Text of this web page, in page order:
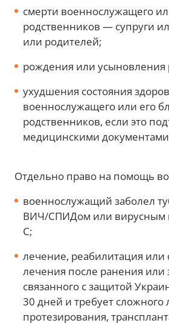
смерти военнослужащего
родственников — супруги
или родителей;
рождения или усыновления
ухудшения состояния
военнослужащего или его
родственников, если это
медицинскими
Отдельно право на помощь
военнослужащий заболел
ВИЧ/СПИДом или вирусным
С;
лечение, реабилитация или
лечения после ранения или
связанного с защитой
30 дней и требует сложного
протезирования,